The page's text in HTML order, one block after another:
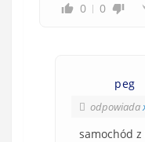
0 0
peg
odpowiada
samochód